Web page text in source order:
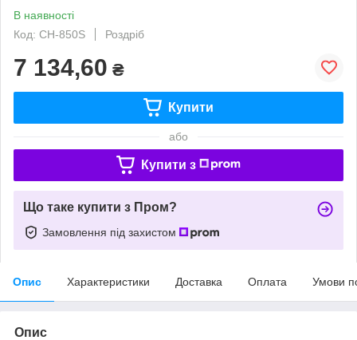
В наявності
Код: CH-850S
Роздріб
7 134,60 ₴
Купити
або
Купити з
Що таке купити з Пром?
Замовлення під захистом
Опис Характеристики Доставка Оплата Умови
Опис